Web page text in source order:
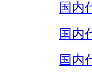
国内
国内
国内